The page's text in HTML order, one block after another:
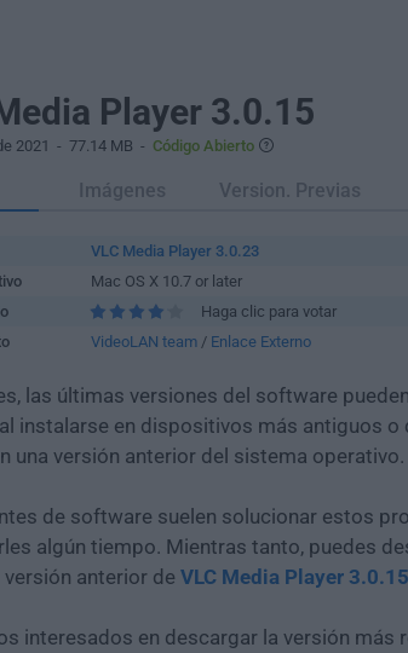
Player 3.0.15
2021 - 77.14 MB - Código Abierto
Imágenes Version. Previas
VLC Media Player 3.0.23
Mac OS X 10.7 or later
Haga clic para votar
VideoLAN team / Enlace Externo
las últimas versiones del software
instalarse en dispositivos más antiguos
una versión anterior del sistema operativo.
de software suelen solucionar estos
algún tiempo. Mientras tanto, puedes
anterior de VLC Media Player 3.0.15
interesados en descargar la versión más